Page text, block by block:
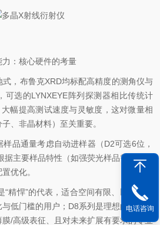
：核心硬件的考量
，布鲁克XRD均标配高精度的测角仪与
可选的LYNXEYE阵列探测器相比传统计
幅提高测试速度与灵敏度，这对微量相
、非晶材料）至关重要。
通量考虑自动进样器（D2可选6位，
主要样品特性（如强荧光样品需考虑单
优化。
悍”的代表，适合空间有限、以常规粉
低门槛的用户；D8系列​是理想的平台，
/高级表征、且对未来扩展有要求的专业
电话咨询